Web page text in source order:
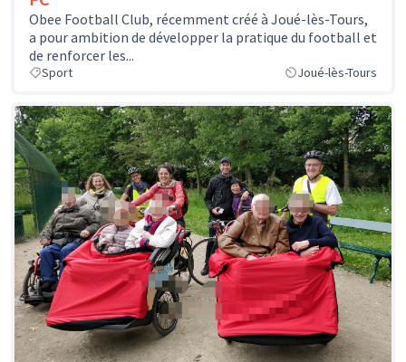
Obee Football Club, récemment créé à Joué-lès-Tours,
a pour ambition de développer la pratique du football et
de renforcer les...
Sport Joué-lès-Tours